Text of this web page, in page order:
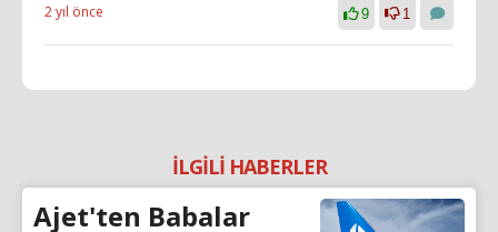
2 yıl önce 9 1
İLGİLİ HABERLER
Ajet'ten Babalar